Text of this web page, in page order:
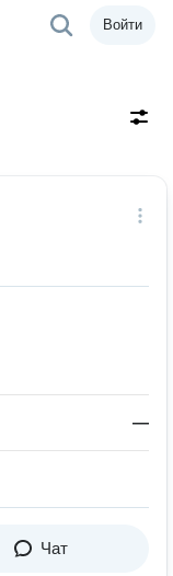
Войти
—
Чат